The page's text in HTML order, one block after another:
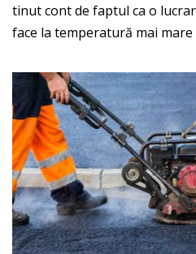
tinut cont de faptul ca o
face la temperatură mai mare